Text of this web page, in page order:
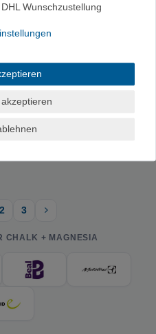
Black Gold - Liquid
2 3
CHALK + MAGNESIA
DHL Wunschzustellung